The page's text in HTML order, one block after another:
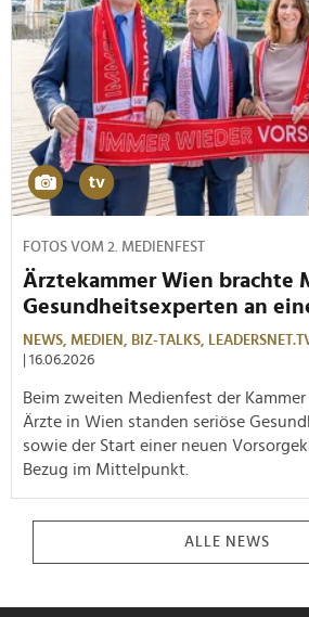
FOTOS VOM 2. MEDIENFEST
Ärztekammer Wien brachte
Gesundheitsexperten an
NEWS, MEDIEN, BIZ-TALKS,
| 16.06.2026
Beim zweiten Medienfest der
Ärzte in Wien standen seriöse
sowie der Start einer neuen
Bezug im Mittelpunkt.
ALLE NEWS